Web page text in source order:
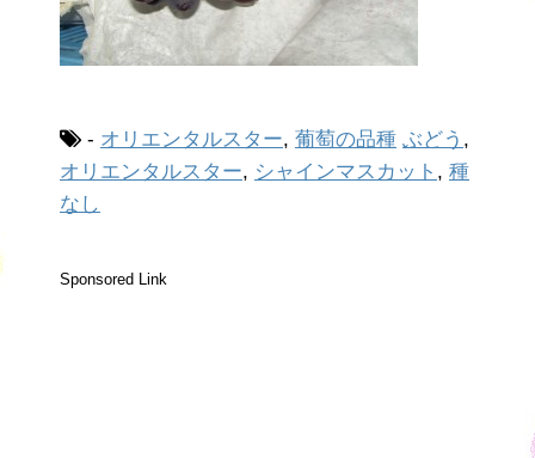
- オリエンタルスター, 葡萄の品種 ぶどう ,
オリエンタルスター, シャインマスカット , 種
なし
Sponsored Link